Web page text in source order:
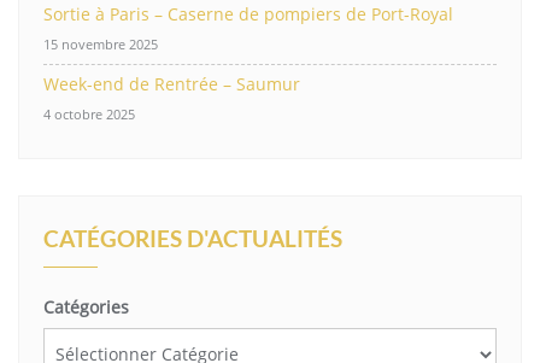
Sortie à Paris – Caserne de pompiers de Port-Royal
15 novembre 2025
Week-end de Rentrée – Saumur
4 octobre 2025
CATÉGORIES D'ACTUALITÉS
Catégories